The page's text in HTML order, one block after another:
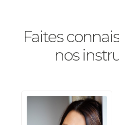
pour simplement être, et
Faites
nos